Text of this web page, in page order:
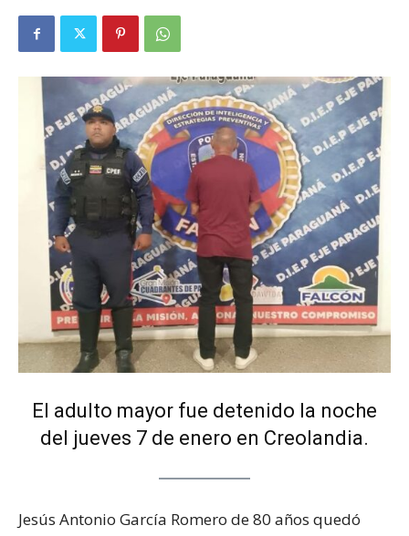
El adulto mayor fue detenido la noche
del jueves 7 de enero en Creolandia.
Jesús Antonio García Romero de 80 años quedó